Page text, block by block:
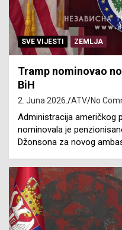
SVE VIJESTI ZEMLJA
Tramp nominovao
BiH
2. Juna 2026. ATV No
Administracija američkog
nominovala je
Džonsona za novog